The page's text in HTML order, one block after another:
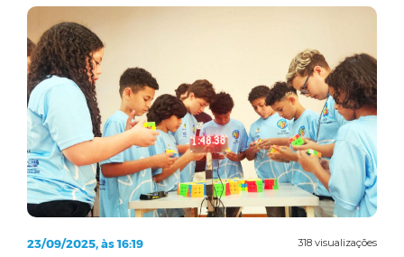
318 visualizações
23/09/2025, às 16:19